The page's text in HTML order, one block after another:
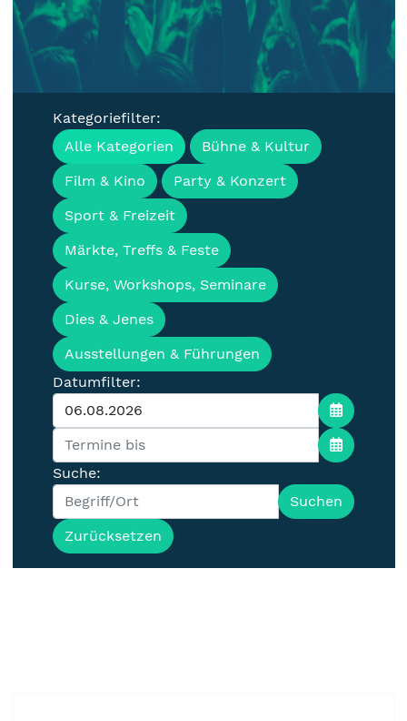
Veranstaltungen, Termine &
Events für die Lausitz
Kategoriefilter:
Alle Kategorien
Bühne & Kultur
Film & Kino
Party & Konzert
Sport & Freizeit
Märkte, Treffs & Feste
Kurse, Workshops, Seminare
Dies & Jenes
Ausstellungen & Führungen
Datumfilter:
Suche:
Suchen
Zurücksetzen